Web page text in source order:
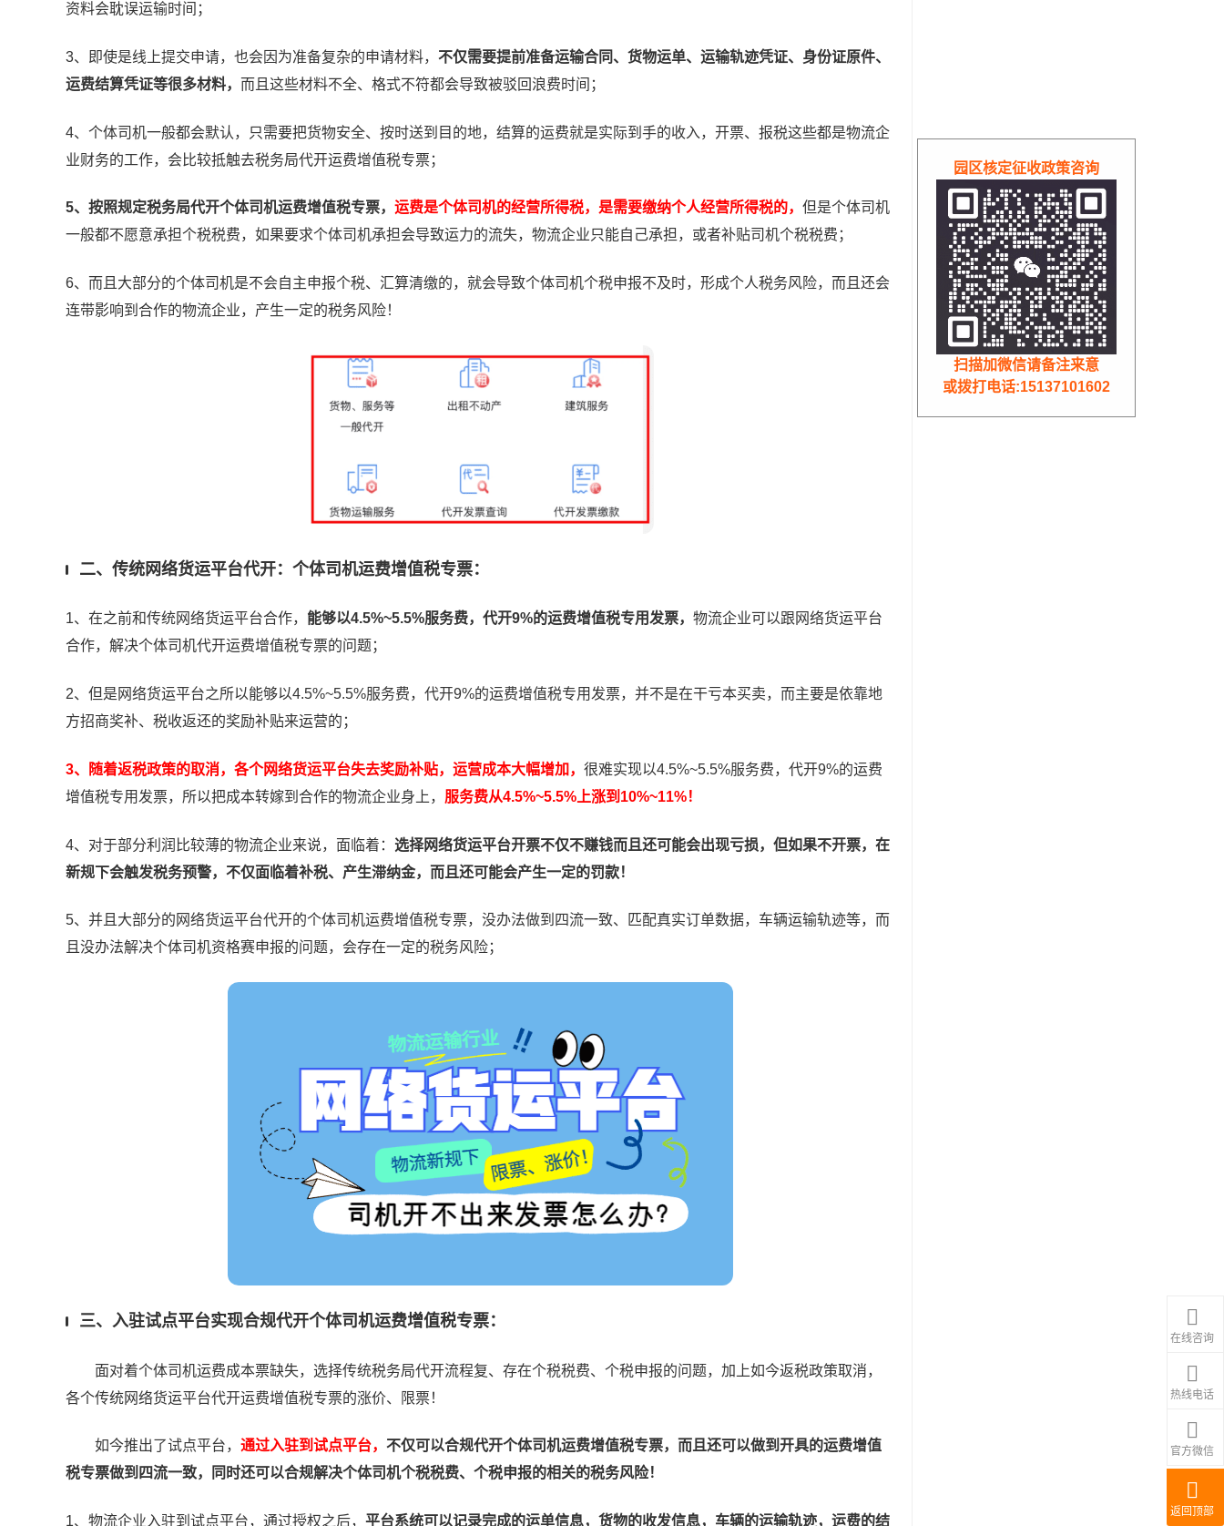
资料会耽误运输时间；
3、即使是线上提交申请，也会因为准备复杂的申请材料， 不仅需要提前准备运输合同、货物运单、运输轨迹凭证、身份证原件、
运费结算凭证等很多材料， 而且这些材料不全、格式不符都会导致被驳回浪费时间；
4、个体司机一般都会默认，只需要把货物安全、按时送到目的地，结算的运费就是实际到手的收入，开票、报税这些都是物流企
业财务的工作，会比较抵触去税务局代开运费增值税专票；
5、按照规定税务局代开个体司机运费增值税专票， 运费是个体司机的经营所得税，是需要缴纳个人经营所得税的， 但是个体司机
一般都不愿意承担个税税费，如果要求个体司机承担会导致运力的流失，物流企业只能自己承担，或者补贴司机个税税费；
6、而且大部分的个体司机是不会自主申报个税、汇算清缴的，就会导致个体司机个税申报不及时，形成个人税务风险，而且还会
连带影响到合作的物流企业，产生一定的税务风险！
二、传统网络货运平台代开：个体司机运费增值税专票：
1、在之前和传统网络货运平台合作， 能够以4.5%~5.5%服务费，代开9%的运费增值税专用发票， 物流企业可以跟网络货运平台
合作，解决个体司机代开运费增值税专票的问题；
2、但是网络货运平台之所以能够以4.5%~5.5%服务费，代开9%的运费增值税专用发票，并不是在干亏本买卖，而主要是依靠地
方招商奖补、税收返还的奖励补贴来运营的；
3、随着返税政策的取消，各个网络货运平台失去奖励补贴，运营成本大幅增加， 很难实现以4.5%~5.5%服务费，代开9%的运费
增值税专用发票，所以把成本转嫁到合作的物流企业身上， 服务费从4.5%~5.5%上涨到10%~11%！
4、对于部分利润比较薄的物流企业来说，面临着： 选择网络货运平台开票不仅不赚钱而且还可能会出现亏损，但如果不开票，在
新规下会触发税务预警，不仅面临着补税、产生滞纳金，而且还可能会产生一定的罚款！
5、并且大部分的网络货运平台代开的个体司机运费增值税专票，没办法做到四流一致、匹配真实订单数据，车辆运输轨迹等，而
且没办法解决个体司机资格赛申报的问题，会存在一定的税务风险；
三、入驻试点平台实现合规代开个体司机运费增值税专票：
面对着个体司机运费成本票缺失，选择传统税务局代开流程复、存在个税税费、个税申报的问题，加上如今返税政策取消，
各个传统网络货运平台代开运费增值税专票的涨价、限票！
如今推出了试点平台， 通过入驻到试点平台， 不仅可以合规代开个体司机运费增值税专票，而且还可以做到开具的运费增值
税专票做到四流一致，同时还可以合规解决个体司机个税税费、个税申报的相关的税务风险！
1、物流企业入驻到试点平台，通过授权之后， 平台系统可以记录完成的运单信息，货物的收发信息，车辆的运输轨迹，运费的结
在线咨询
热线电话
官方微信
返回顶部
园区核定征收政策咨询
扫描加微信请备注来意
或拨打电话:15137101602